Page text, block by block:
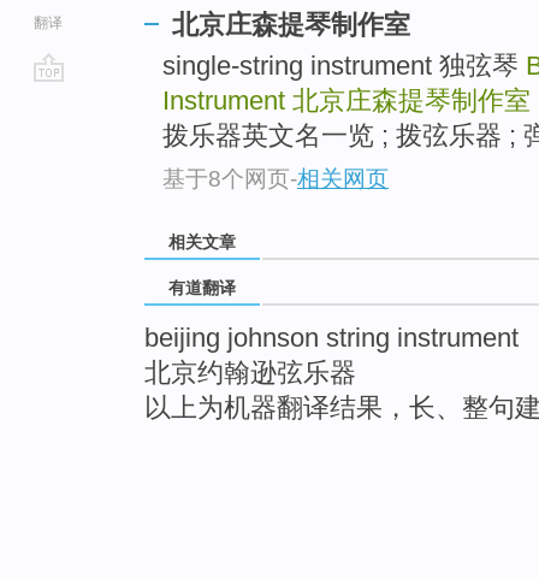
翻译
北京庄森提琴制作室
single-string instrument 独弦琴
Instrument 北京庄森提琴制作室
拨乐器英文名一览 ; 拨弦乐器 ;
基于8个网页-相关网页
相关文章
有道翻译
beijing johnson string instrument
北京约翰逊弦乐器
以上为机器翻译结果，长、整句